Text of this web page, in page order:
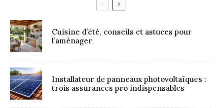
Cuisine d’été, conseils et astuces pour
l’aménager
Installateur de panneaux photovoltaïques :
trois assurances pro indispensables